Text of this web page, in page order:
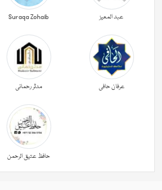
عبد المعیز Suraqa Zohaib
عرفان حافی مدثر رحمانی
حافظ عتیق الرحمن